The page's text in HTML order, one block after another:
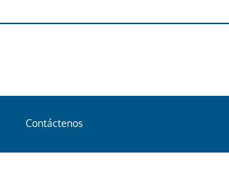
Contáctenos